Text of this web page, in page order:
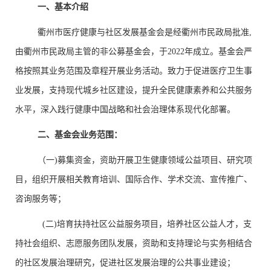
一、基本介绍
衢州市医疗健康与社区发展基金会是经衢州市民政局批准,
由衢州市民政局主管的非公募基金会，于2022年成立。基金会严
格按照其业务范围及章程开展业务活动。致力于促进医疗卫生事
业发展，支持现代城乡社区建设，提升全民健康素养和公共服务
水平，深入践行健康中国战略和社会治理体系现代化部署。
二、基金会业务范围：
（一)募集资金，资助开展卫生健康领域公益项目、研究项
目，组织开展相关教育培训、国际合作、学术交流、宣传推广、
咨询服务等；
(二)培育扶持社区公益服务项目，培养社区公益人才，支
持社会组织、志愿服务团队发展，资助和支持理论与实务相结合
的社区发展治理研究，促进社区发展治理的公共事业建设；